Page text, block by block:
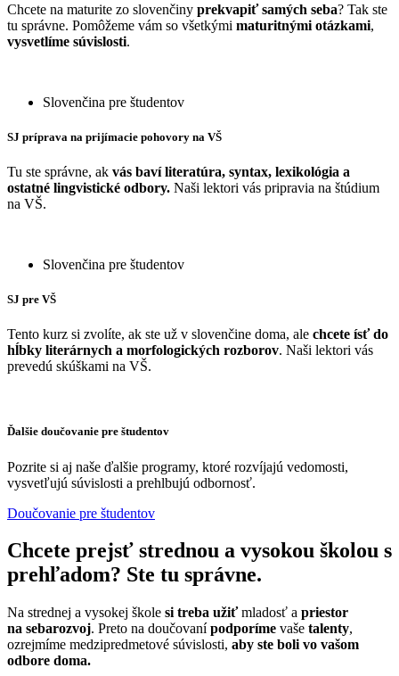
Chcete na maturite zo slovenčiny prekvapiť samých seba? Tak ste
tu správne. Pomôžeme vám so všetkými maturitnými otázkami,
vysvetlíme súvislosti.
Slovenčina pre študentov
SJ príprava na prijímacie pohovory na VŠ
Tu ste správne, ak vás baví literatúra, syntax, lexikológia a
ostatné lingvistické odbory. Naši lektori vás pripravia na štúdium
na VŠ.
Slovenčina pre študentov
SJ pre VŠ
Tento kurz si zvolíte, ak ste už v slovenčine doma, ale chcete ísť do
hĺbky literárnych a morfologických rozborov. Naši lektori vás
prevedú skúškami na VŠ.
Ďalšie doučovanie pre študentov
Pozrite si aj naše ďalšie programy, ktoré rozvíjajú vedomosti,
vysvetľujú súvislosti a prehlbujú odbornosť.
Doučovanie pre študentov
Chcete prejsť strednou a vysokou školou s
prehľadom? Ste tu správne.
Na strednej a vysokej škole si treba užiťmladosť a priestor
na sebarozvoj. Preto na doučovanípodporíme vaše talenty,
ozrejmíme medzipredmetové súvislosti, aby ste boli vo vašom
odbore doma.